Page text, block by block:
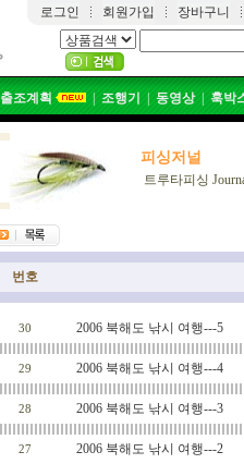
로그인 회원가입 장바구니
출조계획 조행기 동영상 훅박
피싱저널
트루타피싱
번호
30 2006 북해도 낚시 여행---5
29 2006 북해도 낚시 여행---4
28 2006 북해도 낚시 여행---3
27 2006 북해도 낚시 여행---2